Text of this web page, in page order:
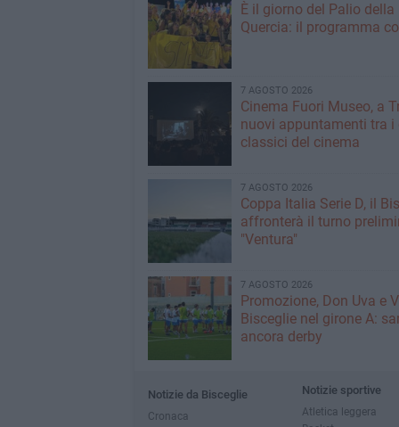
È il giorno del Palio della
Quercia: il programma
7 AGOSTO 2026
Cinema Fuori Museo, a
nuovi appuntamenti tra i
classici del cinema
7 AGOSTO 2026
Coppa Italia Serie D, il
affronterà il turno
"Ventura"
7 AGOSTO 2026
Promozione, Don Uva e
Bisceglie nel girone A:
ancora derby
Notizie da Bisceglie
Cronaca
Notizie sportive
Atletica leggera